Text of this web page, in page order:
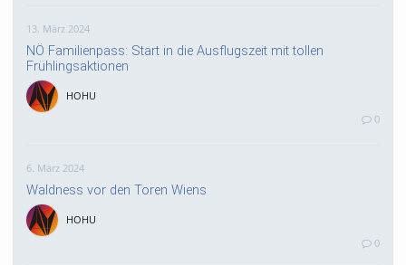
13. März 2024
NÖ Familienpass: Start in die Ausflugszeit mit tollen
Frühlingsaktionen
HOHU
0
6. März 2024
Waldness vor den Toren Wiens
HOHU
0